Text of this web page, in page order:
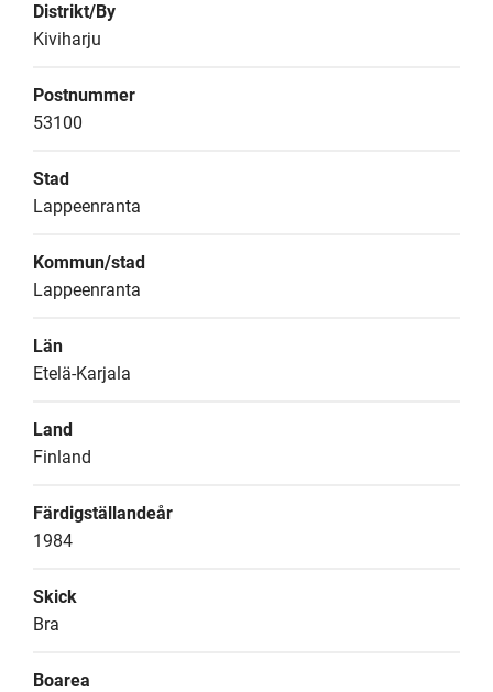
Distrikt/By
Kiviharju
Postnummer
53100
Stad
Lappeenranta
Kommun/stad
Lappeenranta
Län
Etelä-Karjala
Land
Finland
Färdigställandeår
1984
Skick
Bra
Boarea